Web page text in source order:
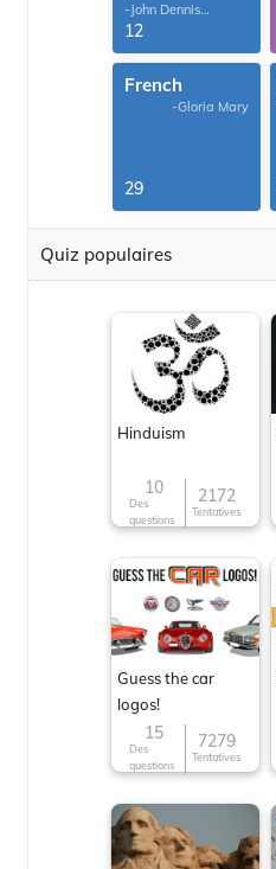
-John Dennis
G.Thomas
12
French
-Gloria Mary
29
Quiz populaires
Hinduism
10
Des
questions
2172
Tentatives
Guess the car
logos!
15
Des
questions
7279
Tentatives